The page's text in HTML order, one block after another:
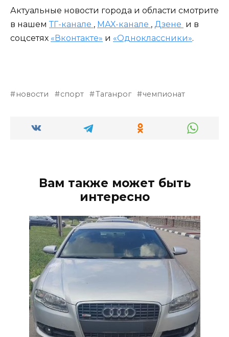
Актуальные новости города и области смотрите
в нашем ТГ-канале , МАХ-канале , Дзене и в
соцсетях «Вконтакте» и «Одноклассники».
новости спорт Таганрог чемпионат
Вам также может быть
интересно